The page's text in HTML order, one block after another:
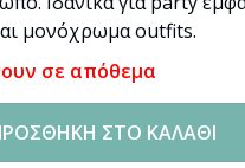
μονόχρωμα outfits.
σε απόθεμα
ΣΤΟ ΚΑΛΆΘΙ